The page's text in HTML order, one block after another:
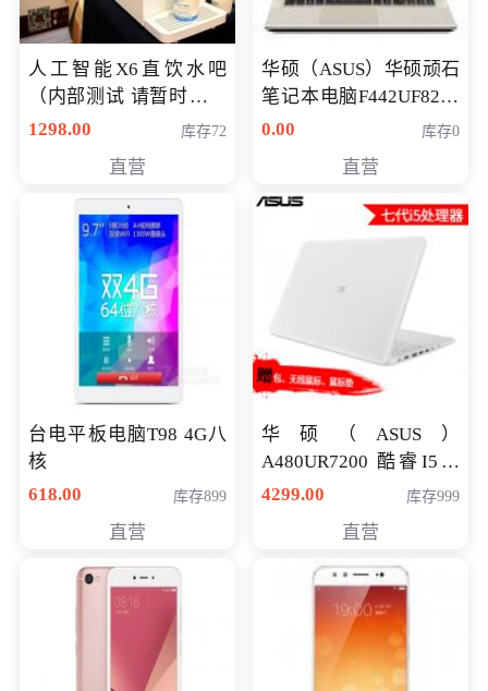
人工智能X6直饮水吧
（内部测试 请暂时不要
购买）
1298.00 库存72
直营
华硕（ASUS）华硕顽石
笔记本电脑F442UF8250
八代独显轻薄办公商务
0.00 库存0
直营
台电平板电脑T98 4G八
核
618.00
库存899
直营
华硕（ASUS）
A480UR7200 酷睿I5超
薄学生办公游戏独显笔
NV930-2G独
4299.00 库存999
直营